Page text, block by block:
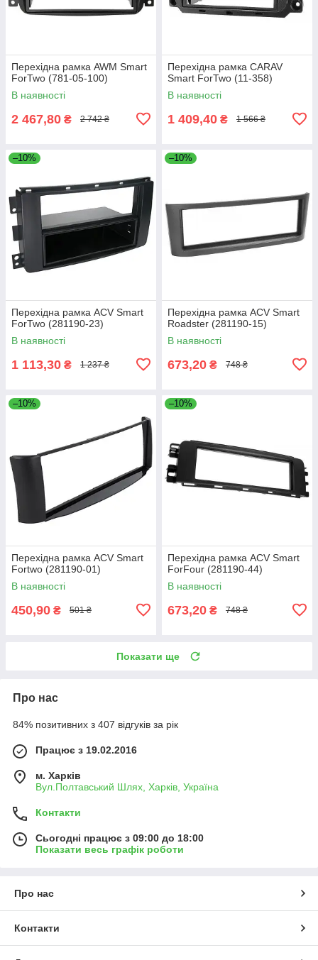
Перехідна рамка AWM Smart
ForTwo (781-05-100)
В наявності
2 467,80 ₴ 2 742 ₴
Перехідна рамка CARAV
Smart ForTwo (11-358)
В наявності
1 409,40 ₴ 1 566 ₴
–10%
Перехідна рамка ACV Smart
ForTwo (281190-23)
В наявності
1 113,30 ₴ 1 237 ₴
–10%
Перехідна рамка ACV Smart
Roadster (281190-15)
В наявності
673,20 ₴ 748 ₴
–10%
Перехідна рамка ACV Smart
Fortwo (281190-01)
В наявності
450,90 ₴ 501 ₴
–10%
Перехідна рамка ACV Smart
ForFour (281190-44)
В наявності
673,20 ₴ 748 ₴
Показати ще
Про нас
84% позитивних з 407 відгуків за рік
Працює з 19.02.2016
м. Харків
Вул.Полтавський Шлях, Харків, Україна
Контакти
Сьогодні працює з 09:00 до 18:00
Показати весь графік роботи
Про нас
Контакти